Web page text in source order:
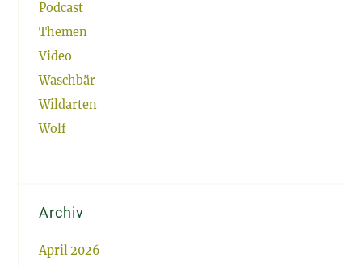
Podcast
Themen
Video
Waschbär
Wildarten
Wolf
Archiv
April 2026